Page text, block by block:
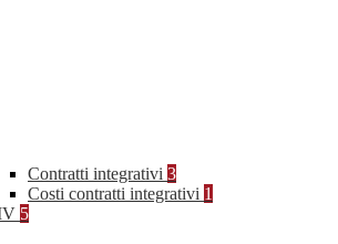
Contratti integrativi 3
Costi contratti integrativi 1
5